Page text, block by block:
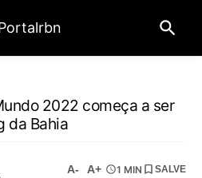
2022 começa a ser
da Bahia
A- A+ 1 MIN SALVE